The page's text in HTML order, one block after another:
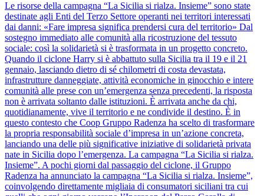
Le risorse della campagna “La Sicilia si rialza. Insieme” sono state
destinate agli Enti del Terzo Settore operanti nei territori interessati
dai danni: «Fare impresa significa prendersi cura del territorio» Dal
sostegno immediato alle comunità alla ricostruzione del tessuto
sociale: così la solidarietà si è trasformata in un progetto concreto.
Quando il ciclone Harry si è abbattuto sulla Sicilia tra il 19 e il 21
gennaio, lasciando dietro di sé chilometri di costa devastata,
infrastrutture danneggiate, attività economiche in ginocchio e intere
comunità alle prese con un’emergenza senza precedenti, la risposta
non è arrivata soltanto dalle istituzioni. È arrivata anche da chi,
quotidianamente, vive il territorio e ne condivide il destino. È in
questo contesto che Coop Gruppo Radenza ha scelto di trasformare
la propria responsabilità sociale d’impresa in un’azione concreta,
lanciando una delle più significative iniziative di solidarietà privata
nate in Sicilia dopo l’emergenza. La campagna “La Sicilia si rialza.
Insieme”. A pochi giorni dal passaggio del ciclone, il Gruppo
Radenza ha annunciato la campagna “La Sicilia si rialza. Insieme”,
coinvolgendo direttamente migliaia di consumatori siciliani tra cui